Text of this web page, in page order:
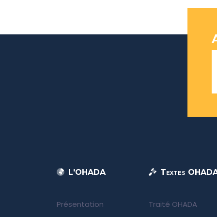
L'OHADA
Présentation
Textes
Traité OHADA